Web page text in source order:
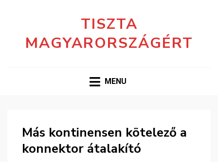
TISZTA
MAGYARORSZÁGÉRT
MENU
Más kontinensen kötelező a
konnektor átalakító